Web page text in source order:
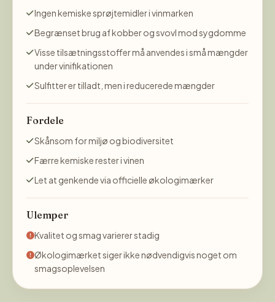
Ingen kemiske sprøjtemidler i vinmarken
Begrænset brug af kobber og svovl mod sygdomme
Visse tilsætningsstoffer må anvendes i små mængder
under vinifikationen
Sulfitter er tilladt, men i reducerede mængder
Fordele
Skånsom for miljø og biodiversitet
Færre kemiske rester i vinen
Let at genkende via officielle økologimærker
Ulemper
Kvalitet og smag varierer stadig
Økologimærket siger ikke nødvendigvis noget om
smagsoplevelsen